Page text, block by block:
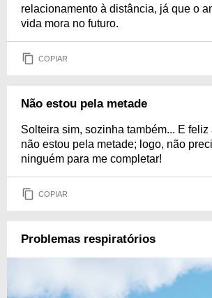
relacionamento à distância, já que o
vida mora no futuro.
COPIAR
Não estou pela metade
Solteira sim, sozinha também... E feliz
não estou pela metade; logo, não
ninguém para me completar!
COPIAR
Problemas respiratórios